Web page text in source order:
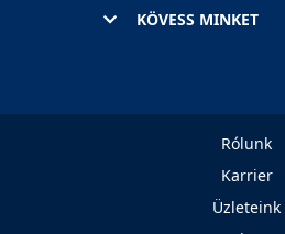
KÖVESS MINKET
Rólunk
Karrier
Üzleteink